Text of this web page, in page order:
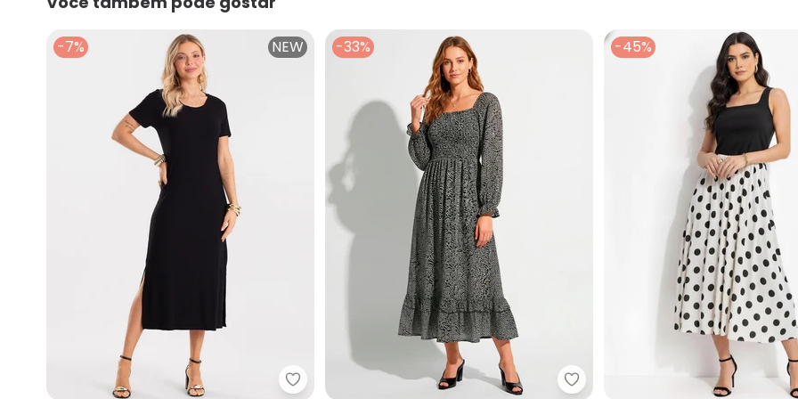
-7% NEW
Rovitex - Vestido Feminino Básico Midi em Ribana (Preto)
-33%
Quintess - Vestido
-45%